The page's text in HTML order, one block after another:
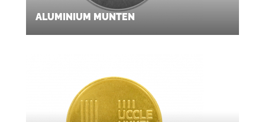
ALUMINIUM MUNTEN